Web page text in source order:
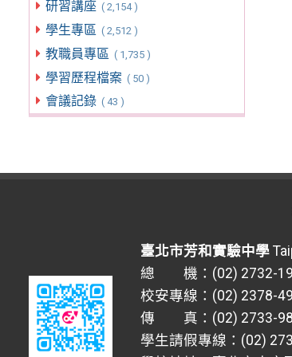
研習講座 ( 2,154 )
學生專區 ( 2,512 )
教職員專區 ( 1,735 )
學習歷程檔案 ( 50 )
會議記錄 ( 43 )
臺北市芳和實驗中學
總 機：(02) 2732-
校安專線：(02) 2378-
傳 真：(02) 2733-
學生請假專線：(02)